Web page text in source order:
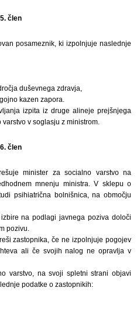
člen
posameznik, ki izpolnjuje naslednje
duševnega zdravja,
kazen zapora.
izpita iz druge alineje prejšnjega
v soglasju z ministrom.
člen
minister za socialno varstvo na
mnenju ministra. V sklepu o
psihiatrična bolnišnica, na območju
na podlagi javnega poziva določi
pozivu.
zastopnika, če ne izpolnjuje pogojev
ali če svojih nalog ne opravlja v
varstvo, na svoji spletni strani objavi
podatke o zastopnikih: